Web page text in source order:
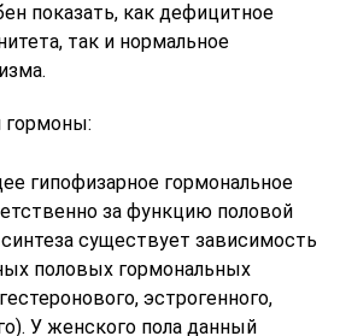
показать, как дефицитное
так и нормальное
гормоны:
гипофизарное гормональное
за функцию половой
существует зависимость
половых гормональных
эстрогенного,
У женского пола данный